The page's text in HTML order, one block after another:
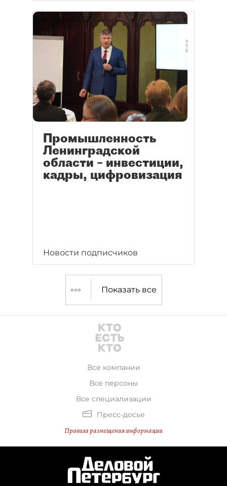
Промышленность
Ленинградской
области – инвестиции,
кадры, цифровизация
Новости подписчиков
Показать все
Все компании
Все персоны
Все специализации
Пресс-досье
Правила размещения информации